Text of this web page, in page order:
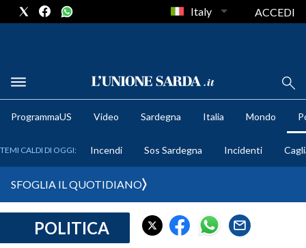
METEO
CRONACA SARDEGNA
Italy ACCEDI
ProgrammaUS Video Sardegna Italia Mondo
TEMI CALDI DI OGGI: Incendi Sos Sardegna Incidenti
SFOGLIA IL QUOTIDIANO
POLITICA